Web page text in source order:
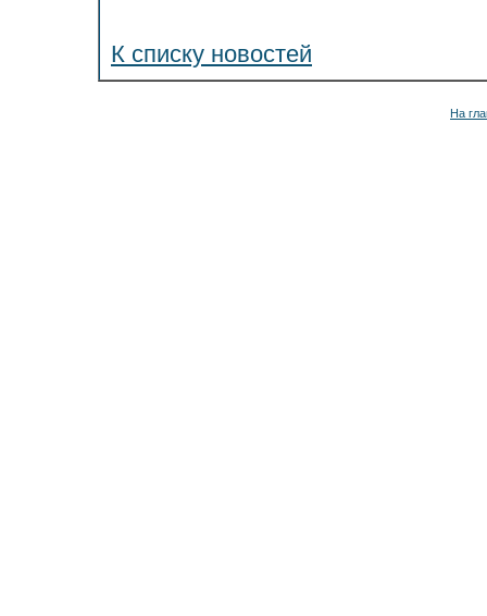
К списку новостей
На